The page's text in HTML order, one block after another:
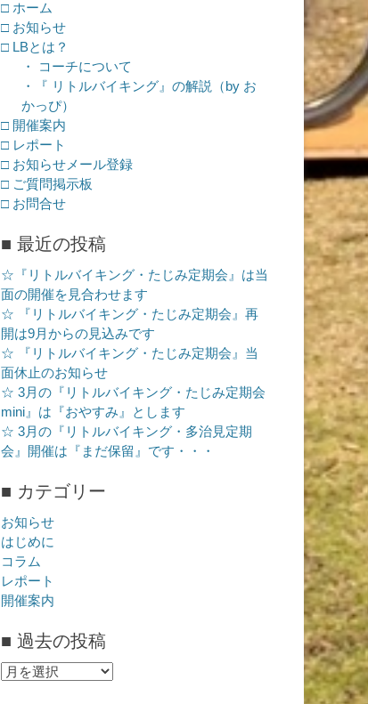
□ ホーム
□ お知らせ
□ LBとは？
・ コーチについて
・『 リトルバイキング』の解説（by お
かっぴ）
□ 開催案内
□ レポート
□ お知らせメール登録
□ ご質問掲示板
□ お問合せ
■ 最近の投稿
☆『リトルバイキング・たじみ定期会』は当
面の開催を見合わせます
☆ 『リトルバイキング・たじみ定期会』再
開は9月からの見込みです
☆ 『リトルバイキング・たじみ定期会』当
面休止のお知らせ
☆ 3月の『リトルバイキング・たじみ定期会
mini』は『おやすみ』とします
☆ 3月の『リトルバイキング・多治見定期
会』開催は『まだ保留』です・・・
■ カテゴリー
お知らせ
はじめに
コラム
レポート
開催案内
■ 過去の投稿